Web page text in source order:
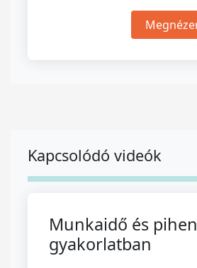
Kapcsolódó videók
Munkaidő és
gyakorlatban